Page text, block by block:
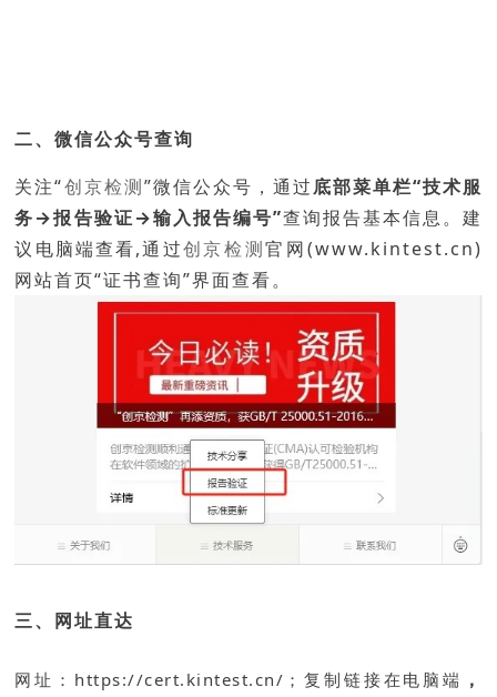
二、微信公众号查询
关注“创京检测”微信公众号，通过底部菜单栏“技术服
务→报告验证→输入报告编号”查询报告基本信息。建
议电脑端查看,通过创京检测官网(www.kintest.cn)
网站首页“证书查询”界面查看。
三、网址直达
网址：https://cert.kintest.cn/；复制链接在电脑端 ，